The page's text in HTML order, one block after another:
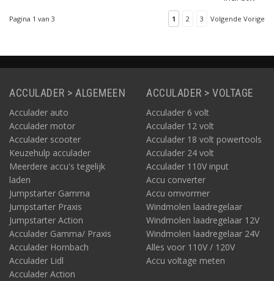
10 tot 200A. Geschikt
voor alle elektroden
Pagina 1 van 3 1 2 3 Volgende Vorige
ACCULADER > ALGEMEEN
Acculader auto
Acculader motor
Acculader scooter
Keuzehulp acculader
Meerdere accu's tegelijk
laden
Jumpstarter Gamma
Jumpstarter Praxis
Jumpstarter Action
Acculader Gamma/ Praxis
Acculader Hornbach
Acculader Lidl
Acculader Action
ACCULADER > VOLTAGE
Acculader 6 volt
Acculader 12 volt
Acculader 18 volt powertools
Acculader 24 volt
Acculader 110V input
Accu converter
Accu omvormer
Windmolen laadregelaar
Windmolen laadregelaar 12V
Windmolen laadregelaar 24V
Alles voor 110V / 120V
Accu voltage meten